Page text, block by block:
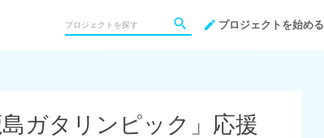
プロジェクトを始める
島ガタリンピック」応援